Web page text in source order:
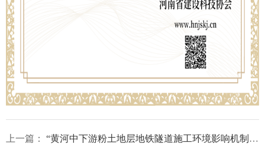
上一篇： “黄河中下游粉土地层地铁隧道施工环境影响机制与关键控制技术”科技成果评价证书